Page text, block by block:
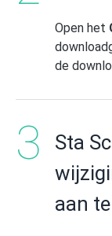
Open het
de
Sta
aan